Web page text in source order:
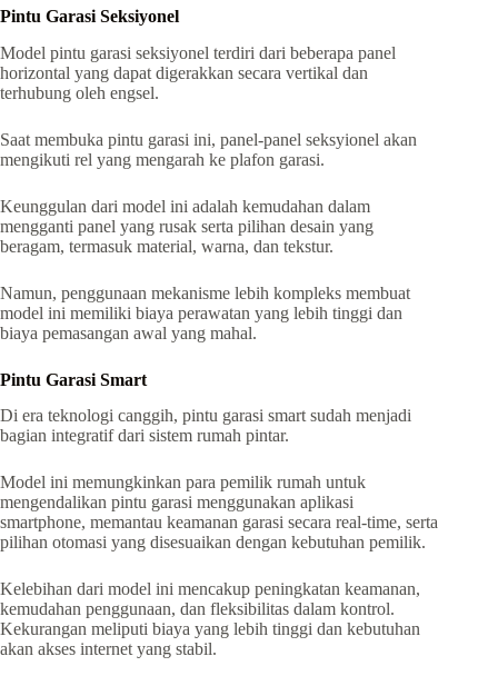
Pintu Garasi Seksiyonel
Model pintu garasi seksiyonel terdiri dari beberapa panel
horizontal yang dapat digerakkan secara vertikal dan
terhubung oleh engsel.
Saat membuka pintu garasi ini, panel-panel seksyionel akan
mengikuti rel yang mengarah ke plafon garasi.
Keunggulan dari model ini adalah kemudahan dalam
mengganti panel yang rusak serta pilihan desain yang
beragam, termasuk material, warna, dan tekstur.
Namun, penggunaan mekanisme lebih kompleks membuat
model ini memiliki biaya perawatan yang lebih tinggi dan
biaya pemasangan awal yang mahal.
Pintu Garasi Smart
Di era teknologi canggih, pintu garasi smart sudah menjadi
bagian integratif dari sistem rumah pintar.
Model ini memungkinkan para pemilik rumah untuk
mengendalikan pintu garasi menggunakan aplikasi
smartphone, memantau keamanan garasi secara real-time, serta
pilihan otomasi yang disesuaikan dengan kebutuhan pemilik.
Kelebihan dari model ini mencakup peningkatan keamanan,
kemudahan penggunaan, dan fleksibilitas dalam kontrol.
Kekurangan meliputi biaya yang lebih tinggi dan kebutuhan
akan akses internet yang stabil.